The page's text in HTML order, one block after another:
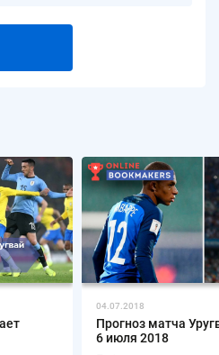
04.07.2018
Прогноз матча
6 июля 2018